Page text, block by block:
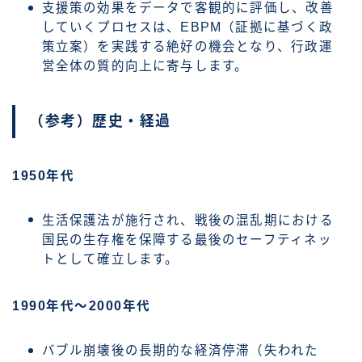
支援策の効果をデータで客観的に評価し、改善
していくプロセスは、EBPM（証拠に基づく政
策立案）を実践する絶好の機会となり、行政運
営全体の質的向上に寄与します。
（参考）歴史・経過
1950年代
生活保護法が施行され、戦後の混乱期における
国民の生存権を保障する最後のセーフティネッ
トとして確立します。
1990年代～2000年代
バブル崩壊後の長期的な経済停滞（失われた